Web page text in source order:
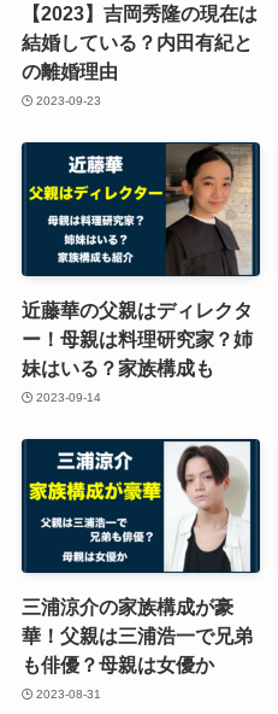
【2023】吉岡秀隆の現在は
結婚している？内田有紀と
の離婚理由
2023-09-23
近藤華の父親はディレクタ
ー！母親は料理研究家？姉
妹はいる？家族構成も
2023-09-14
三浦涼介の家族構成が豪
華！父親は三浦浩一で兄弟
も俳優？母親は女優か
2023-08-31